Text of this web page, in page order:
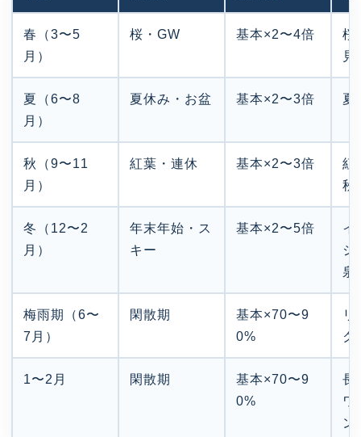
春（3〜5
月）
桜・GW 基本×2〜4倍
桜
見
夏（6〜8
月）
夏休み・お盆 基本×2〜3倍 夏
秋（9〜11
月）
紅葉・連休 基本×2〜3倍
紅
秋
冬（12〜2
月）
年末年始・ス
キー
基本×2〜5倍
イ
シ
泉
梅雨期（6〜
7月）
閑散期
基本×70〜9
0%
リ
ク
1〜2月 閑散期
基本×70〜9
0%
長
ワ
ン